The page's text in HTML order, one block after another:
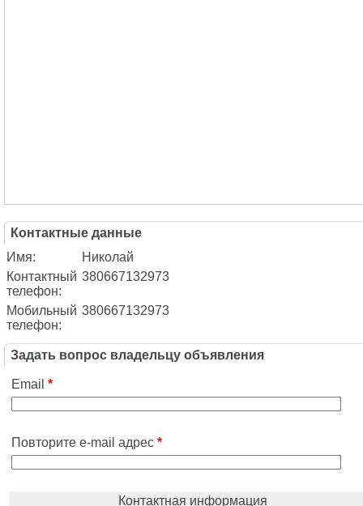
Контактные данные
Имя:
Николай
Контактный
телефон:
380667132973
Мобильный
телефон:
380667132973
Задать вопрос владельцу объявления
Email *
Повторите e-mail адрес *
Контактная информация